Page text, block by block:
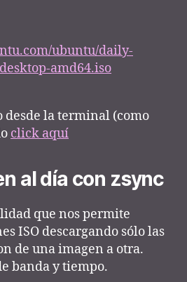
ubuntu/daily-
amd64.iso
desde la terminal (como
click aquí
al día con zsync
que nos permite
ISO descargando sólo las
de una imagen a otra.
banda y tiempo.